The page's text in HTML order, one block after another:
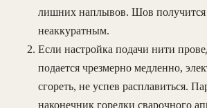
лишних наплывов. Шов
неаккуратным.
Если настройка подачи нити
подается чрезмерно медленно,
сгореть, не успев расплавиться.
наконечник горелки сварочного